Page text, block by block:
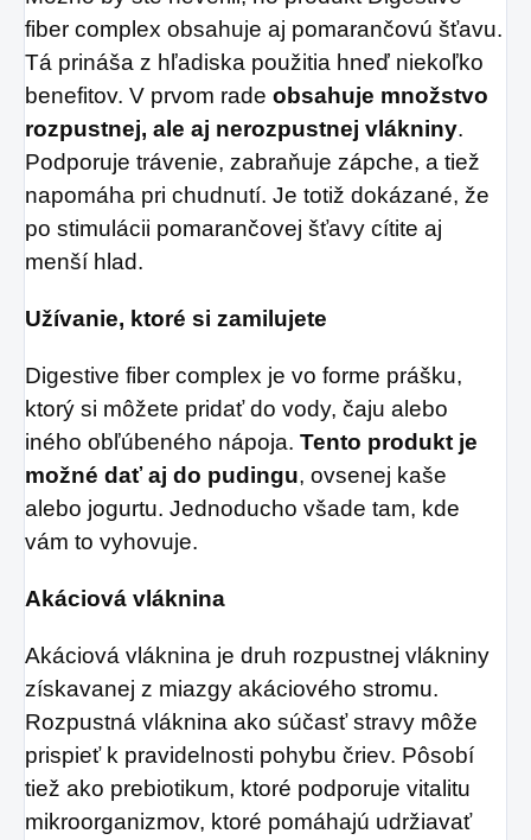
fiber complex obsahuje aj pomarančovú šťavu.
Tá prináša z hľadiska použitia hneď niekoľko
benefitov. V prvom rade obsahuje množstvo
rozpustnej, ale aj nerozpustnej vlákniny.
Podporuje trávenie, zabraňuje zápche, a tiež
napomáha pri chudnutí. Je totiž dokázané, že
po stimulácii pomarančovej šťavy cítite aj
menší hlad.
Užívanie, ktoré si zamilujete
Digestive fiber complex je vo forme prášku,
ktorý si môžete pridať do vody, čaju alebo
iného obľúbeného nápoja. Tento produkt je
možné dať aj do pudingu, ovsenej kaše
alebo jogurtu. Jednoducho všade tam, kde
vám to vyhovuje.
Akáciová vláknina
Akáciová vláknina je druh rozpustnej vlákniny
získavanej z miazgy akáciového stromu.
Rozpustná vláknina ako súčasť stravy môže
prispieť k pravidelnosti pohybu čriev. Pôsobí
tiež ako prebiotikum, ktoré podporuje vitalitu
mikroorganizmov, ktoré pomáhajú udržiavať